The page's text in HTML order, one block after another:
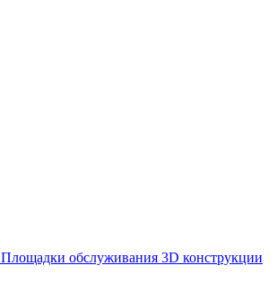
Площадки обслуживания 3D конструкции